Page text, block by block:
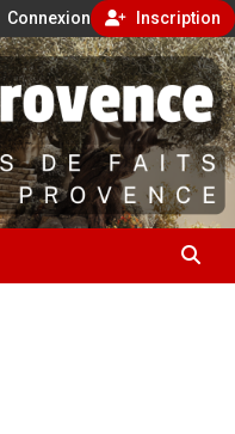
Connexion Inscription